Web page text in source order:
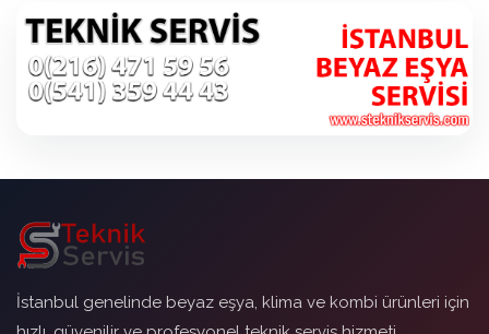
İstanbul genelinde beyaz eşya, klima ve kombi ürünleri için